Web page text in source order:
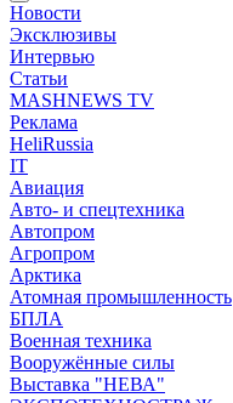
Новости
Эксклюзивы
Интервью
Статьи
MASHNEWS TV
Реклама
HeliRussia
IT
Авиация
Авто- и спецтехника
Автопром
Агропром
Арктика
Атомная промышленность
БПЛА
Военная техника
Вооружённые силы
Выставка "НЕВА"